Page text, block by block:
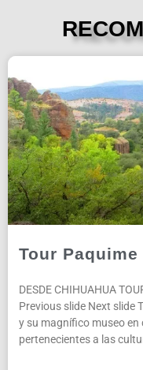
Tour
DESDE CHIHUAHUA
Previous slide Next slide
y su magnífico museo en
pertenecientes a las